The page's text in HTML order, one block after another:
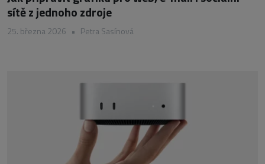
sítě z jednoho zdroje
25. března 2026 • Petra Sasínová